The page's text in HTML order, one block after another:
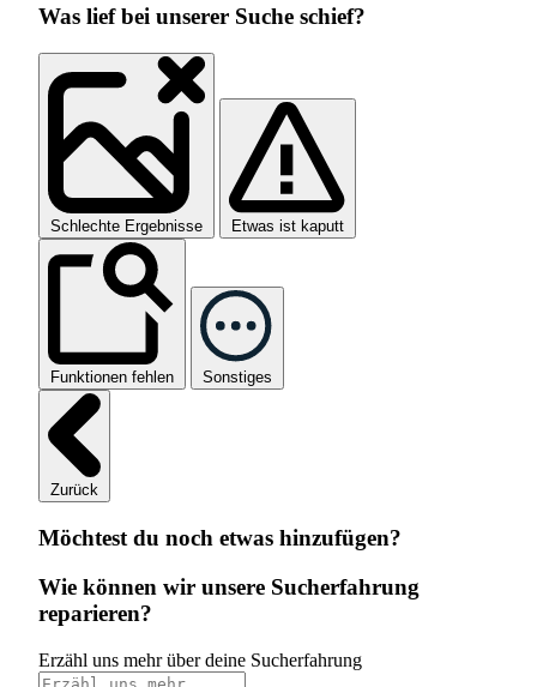
Was lief bei unserer Suche schief?
Schlechte Ergebnisse Etwas ist kaputt
Funktionen fehlen Sonstiges
Zurück
Möchtest du noch etwas hinzufügen?
Wie können wir unsere Sucherfahrung
reparieren?
Erzähl uns mehr über deine Sucherfahrung